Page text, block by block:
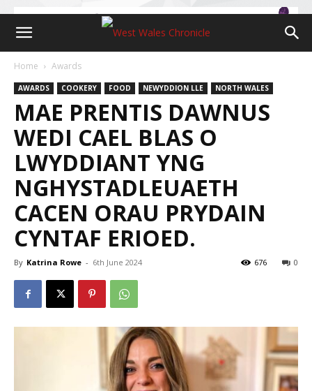
Home Awards
AWARDS COOKERY FOOD NEWYDDION LLE NORTH WALES
MAE PRENTIS DAWNUS
WEDI CAEL BLAS O
LWYDDIANT YNG
NGHYSTADLEUAETH
CACEN ORAU PRYDAIN
CYNTAF ERIOED.
By Katrina Rowe - 6th June 2024 0
676